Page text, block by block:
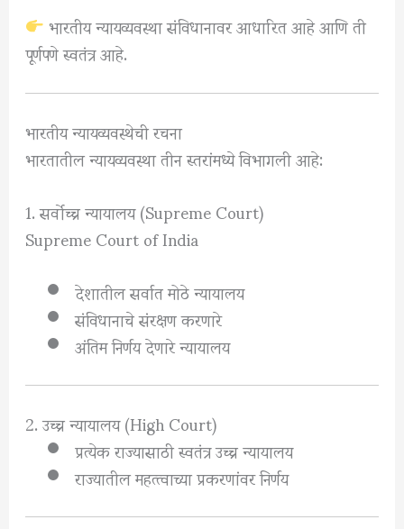
भारतीय न्यायव्यवस्था संविधानावर आधारित आहे आणि ती
पूर्णपणे स्वतंत्र आहे.
भारतीय न्यायव्यवस्थेची रचना
भारतातील न्यायव्यवस्था तीन स्तरांमध्ये विभागली आहे:
1. सर्वोच्च न्यायालय (Supreme Court)
Supreme Court of India
देशातील सर्वात मोठे न्यायालय
संविधानाचे संरक्षण करणारे
अंतिम निर्णय देणारे न्यायालय
2. उच्च न्यायालय (High Court)
प्रत्येक राज्यासाठी स्वतंत्र उच्च न्यायालय
राज्यातील महत्त्वाच्या प्रकरणांवर निर्णय